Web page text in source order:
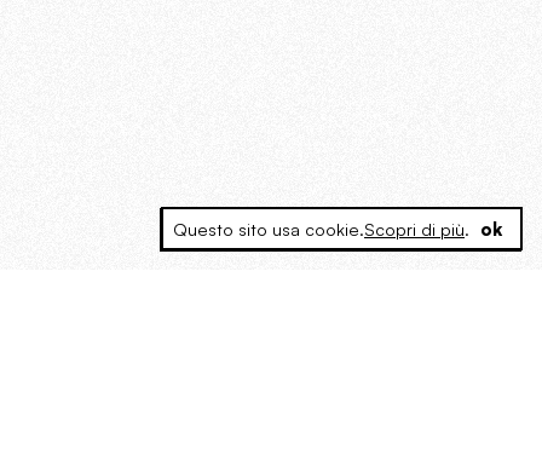
Questo sito usa cookie.Scopri di più. ok